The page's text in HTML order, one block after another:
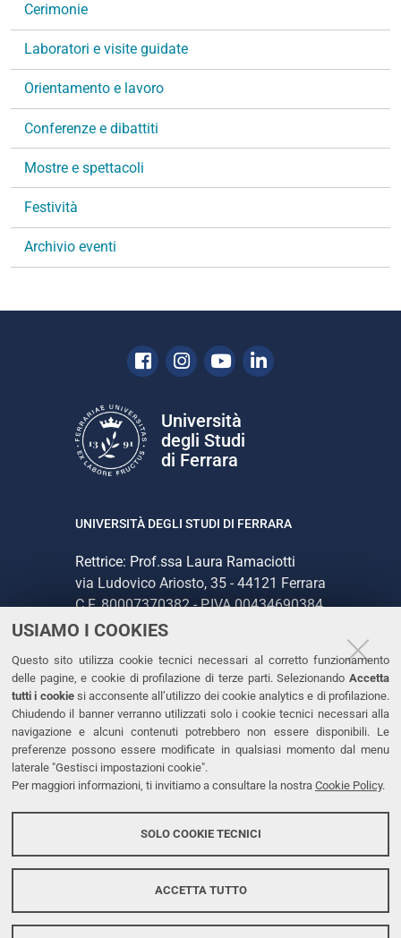
USIAMO I COOKIES
Questo sito utilizza cookie tecnici necessari al corretto funzionamento
delle pagine, e cookie di profilazione di terze parti. Selezionando Accetta
tutti i cookiesi acconsente all’utilizzo dei cookie analytics e di profilazione.
Chiudendo il banner verranno utilizzati solo i cookie tecnici necessari alla
navigazione e alcuni contenuti potrebbero non essere disponibili. Le
preferenze possono essere modificate in qualsiasi momento dal menu
laterale "Gestisci impostazioni cookie".
Per maggiori informazioni, ti invitiamo a consultare la nostra Cookie Policy.
SOLO COOKIE TECNICI
ACCETTA TUTTO
a
i
n
Cerimonie
Laboratori e visite guidate
Orientamento e lavoro
Conferenze e dibattiti
Mostre e spettacoli
Festività
Archivio eventi
Facebook
Instagram
YoutubeLinkedin
Università
degli Studi
di Ferrara
UNIVERSITÀ DEGLI STUDI DI FERRARA
Rettrice: Prof.ssa Laura Ramaciotti
via Ludovico Ariosto, 35 - 44121 Ferrara
C.F. 80007370382 - P.IVA 00434690384
CONTATTI
Tel. +39 0532 293111
Fax. +39 0532 293031
PEC
LINKS
Accessibilità
Protezione dati personali